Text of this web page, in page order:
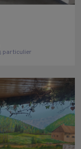
particulier